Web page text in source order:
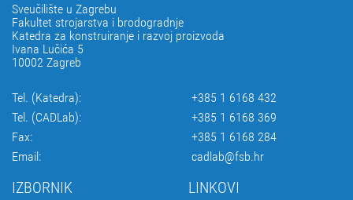
Sveučilište u Zagrebu
Fakultet strojarstva i brodogradnje
Katedra za konstruiranje i razvoj proizvoda
Ivana Lučića 5
10002 Zagreb
Tel. (Katedra):
+385 1 6168 432
Tel. (CADLab):
+385 1 6168 369
Fax:
+385 1 6168 284
Email:
cadlab@fsb.hr
IZBORNIK LINKOVI